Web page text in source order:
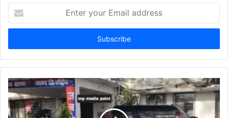
t
r
y
u
r
E
m